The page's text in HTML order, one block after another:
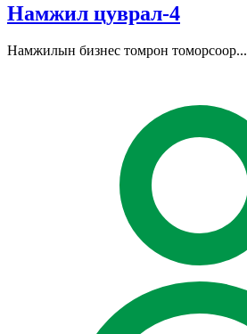
Намжил цуврал-4
Намжилын бизнес томрон томорсоор...